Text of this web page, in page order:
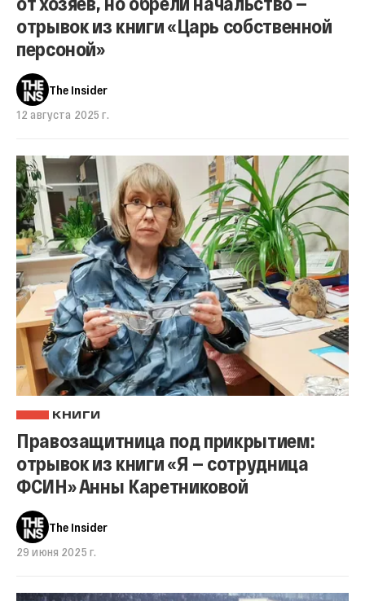
отрывок из книги «Царь собственной
персоной»
The Insider
12 августа 2025 г.
КНИГИ
Правозащитница под прикрытием:
отрывок из книги «Я — сотрудница
ФСИН» Анны Каретниковой
The Insider
29 июня 2025 г.